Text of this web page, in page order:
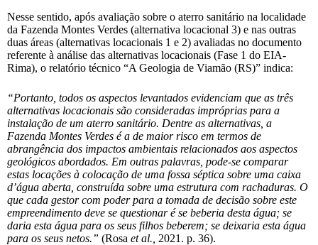
Nesse sentido, após avaliação sobre o aterro sanitário na localidade
da Fazenda Montes Verdes (alternativa locacional 3) e nas outras
duas áreas (alternativas locacionais 1 e 2) avaliadas no documento
referente à análise das alternativas locacionais (Fase 1 do EIA-
Rima), o relatório técnico “A Geologia de Viamão (RS)” indica:
“Portanto, todos os aspectos levantados evidenciam que as três
alternativas locacionais são consideradas impróprias para a
instalação de um aterro sanitário. Dentre as alternativas, a
Fazenda Montes Verdes é a de maior risco em termos de
abrangência dos impactos ambientais relacionados aos aspectos
geológicos abordados. Em outras palavras, pode-se comparar
estas locações à colocação de uma fossa séptica sobre uma caixa
d’água aberta, construída sobre uma estrutura com rachaduras. O
que cada gestor com poder para a tomada de decisão sobre este
empreendimento deve se questionar é se beberia desta água; se
daria esta água para os seus filhos beberem; se deixaria esta água
para os seus netos.” (Rosa et al., 2021. p. 36).